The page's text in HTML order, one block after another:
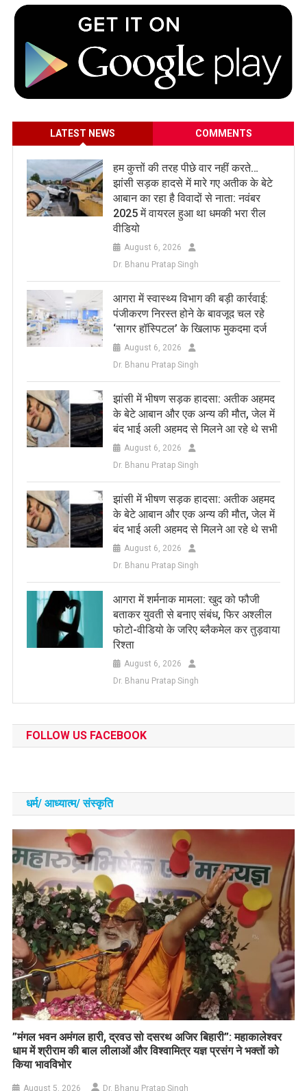
LATEST NEWS COMMENTS
हम कुत्तों की तरह पीछे वार नहीं करते…
झांसी सड़क हादसे में मारे गए अतीक के बेटे
आबान का रहा है विवादों से नाता: नवंबर
2025 में वायरल हुआ था धमकी भरा रील
वीडियो
August 6, 2026
Dr. Bhanu Pratap Singh
आगरा में स्वास्थ्य विभाग की बड़ी कार्रवाई:
पंजीकरण निरस्त होने के बावजूद चल रहे
‘सागर हॉस्पिटल’ के खिलाफ मुकदमा दर्ज
August 6, 2026
Dr. Bhanu Pratap Singh
झांसी में भीषण सड़क हादसा: अतीक अहमद
के बेटे आबान और एक अन्य की मौत, जेल में
बंद भाई अली अहमद से मिलने आ रहे थे सभी
August 6, 2026
Dr. Bhanu Pratap Singh
झांसी में भीषण सड़क हादसा: अतीक अहमद
के बेटे आबान और एक अन्य की मौत, जेल में
बंद भाई अली अहमद से मिलने आ रहे थे सभी
August 6, 2026
Dr. Bhanu Pratap Singh
आगरा में शर्मनाक मामला: खुद को फौजी
बताकर युवती से बनाए संबंध, फिर अश्लील
फोटो-वीडियो के जरिए ब्लैकमेल कर तुड़वाया
रिश्ता
August 6, 2026
Dr. Bhanu Pratap Singh
FOLLOW US FACEBOOK
धर्म/ आध्‍यात्‍म/ संस्‍कृति
​”मंगल भवन अमंगल हारी, द्रवउ सो दसरथ अजिर बिहारी”: महाकालेश्वर
धाम में श्रीराम की बाल लीलाओं और विश्वामित्र यज्ञ प्रसंग ने भक्तों को
किया भावविभोर
August 5, 2026 Dr. Bhanu Pratap Singh